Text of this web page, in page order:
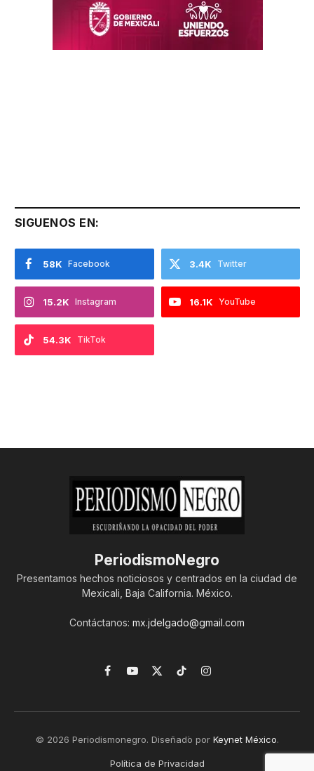
SIGUENOS EN:
Facebook
58K Twitter
3.4K
Instagram
15.2K YouTube
16.1K
TikTok
54.3K
PeriodismoNegro
Presentamos hechos noticiosos y centrados en la ciudad de
Mexicali, Baja California. México.
Contáctanos: mx.jdelgado@gmail.com
Facebook
YouTube
X
TikTokInstagram
© 2026 Periodismonegro. Diseñado por Keynet México.
Política de Privacidad